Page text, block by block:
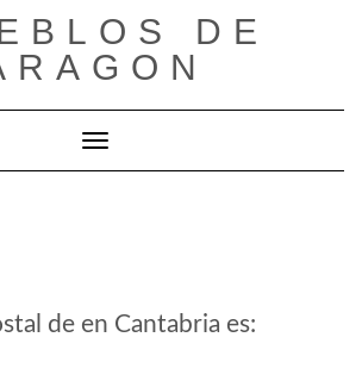
DE
Cambiar modo de navegación
de en Cantabria es: